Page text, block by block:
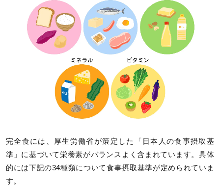
完全食には、厚生労働省が策定した「日本人の食事摂取基
準」に基づいて栄養素がバランスよく含まれています。具体
的には下記の34種類について食事摂取基準が定められていま
す。